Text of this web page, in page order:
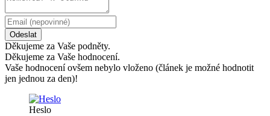
Odeslat
Děkujeme za Vaše podněty.
Děkujeme za Vaše hodnocení.
Vaše hodnocení ovšem nebylo vloženo (článek je možné hodnotit
jen jednou za den)!
Heslo